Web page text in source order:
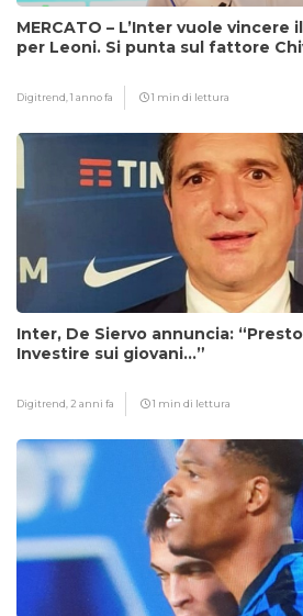
MERCATO – L’Inter vuole vincere
per Leoni. Si punta sul fattore
Digitrend,1 anno fa 1 min di lettura
Inter, De Siervo annuncia:
Investire sui giovani…”
Digitrend, 2 anni fa 1 min di lettura